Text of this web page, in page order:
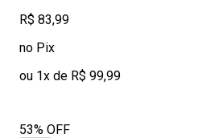
R$ 83,99
no Pix
ou 1x de R$ 99,99
53% OFF